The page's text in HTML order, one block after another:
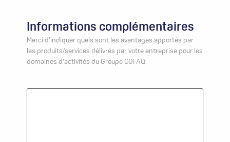
Informations complémentaires
Merci d’indiquer quels sont les avantages apportés par
les produits/services délivrés par votre entreprise pour les
domaines d’activités du Groupe COFAQ